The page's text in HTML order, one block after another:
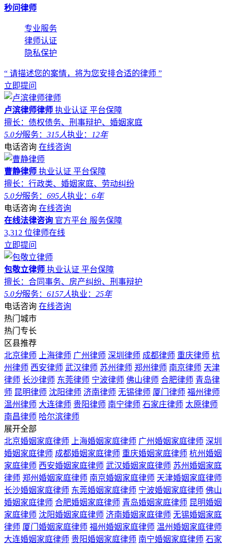
秒问律师
专业服务
律师认证
隐私保护
“ 请描述您的案情，将为您安排合适的律师 ”
立即提问
卢滨律师律师 执业认证 平台保障
擅长：债权债务、刑事辩护、婚姻家庭
5.0分服务： 315人执业：
12年
电话咨询 在线咨询
曹静律师 执业认证 平台保障
擅长：行政类、婚姻家庭、劳动纠纷
5.0分服务： 695人执业： 6年
电话咨询 在线咨询
在线法律咨询 官方平台 服务保障
3,312 位律师在线
立即提问
包敬立律师 执业认证 平台保障
擅长：合同事务、房产纠纷、刑事辩护
5.0分服务： 6157人执业： 25年
电话咨询 在线咨询
热门城市
热门专长
区县推荐
北京律师
上海律师 广州律师 深圳律师 成都律师 重庆律师 杭
州律师 西安律师 武汉律师 苏州律师 郑州律师 南京律师 天津
律师 长沙律师 东莞律师 宁波律师 佛山律师 合肥律师 青岛律
师 昆明律师 沈阳律师 济南律师 无锡律师 厦门律师 福州律师
温州律师 大连律师 贵阳律师 南宁律师 石家庄律师 太原律师
南昌律师 哈尔滨律师
展开全部
北京婚姻家庭律师
上海婚姻家庭律师 广州婚姻家庭律师 深圳
婚姻家庭律师 成都婚姻家庭律师 重庆婚姻家庭律师 杭州婚姻
家庭律师 西安婚姻家庭律师 武汉婚姻家庭律师 苏州婚姻家庭
律师 郑州婚姻家庭律师 南京婚姻家庭律师 天津婚姻家庭律师
长沙婚姻家庭律师 东莞婚姻家庭律师 宁波婚姻家庭律师 佛山
婚姻家庭律师 合肥婚姻家庭律师 青岛婚姻家庭律师 昆明婚姻
家庭律师 沈阳婚姻家庭律师 济南婚姻家庭律师 无锡婚姻家庭
律师 厦门婚姻家庭律师 福州婚姻家庭律师 温州婚姻家庭律师
大连婚姻家庭律师 贵阳婚姻家庭律师 南宁婚姻家庭律师 石家